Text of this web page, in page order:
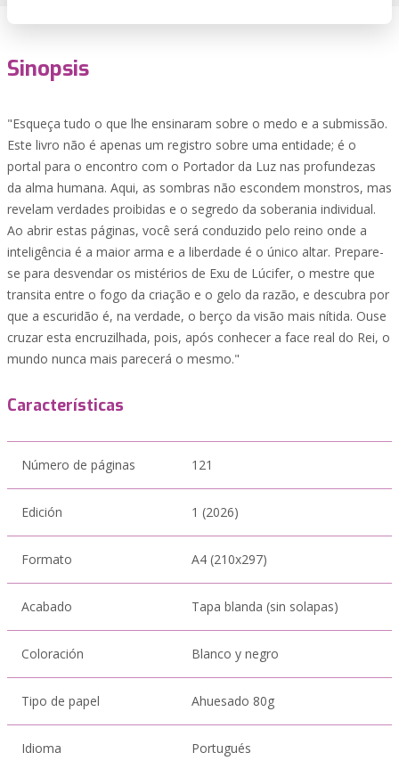
Sinopsis
"Esqueça tudo o que lhe ensinaram sobre o medo e a submissão.
Este livro não é apenas um registro sobre uma entidade; é o
portal para o encontro com o Portador da Luz nas profundezas
da alma humana. Aqui, as sombras não escondem monstros, mas
revelam verdades proibidas e o segredo da soberania individual.
Ao abrir estas páginas, você será conduzido pelo reino onde a
inteligência é a maior arma e a liberdade é o único altar. Prepare-
se para desvendar os mistérios de Exu de Lúcifer, o mestre que
transita entre o fogo da criação e o gelo da razão, e descubra por
que a escuridão é, na verdade, o berço da visão mais nítida. Ouse
cruzar esta encruzilhada, pois, após conhecer a face real do Rei, o
mundo nunca mais parecerá o mesmo."
Características
Número de páginas 121
Edición 1 (2026)
Formato A4 (210x297)
Acabado Tapa blanda (sin solapas)
Coloración Blanco y negro
Tipo de papel Ahuesado 80g
Idioma Portugués